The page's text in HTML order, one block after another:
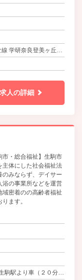
学研奈良登美ヶ丘駅
人の詳細
市・総合福祉】生駒市
主体にした社会福祉法
のみならず、デイサー
浴の事業所などを運営
域密着のの高齢者福祉
ます。
駒駅より車（２０分）